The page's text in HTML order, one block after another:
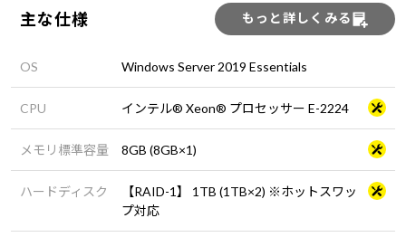
主な仕様 もっと詳しくみる
OS Windows Server 2019 Essentials
CPU インテル® Xeon® プロセッサー E-2224
メモリ標準容量 8GB (8GB×1)
ハードディスク
【RAID-1】 1TB (1TB×2) ※ホットスワッ
プ対応